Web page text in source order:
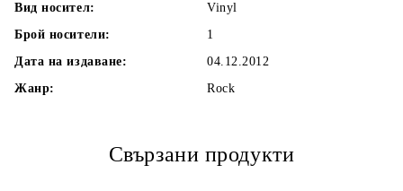
Вид носител:
Vinyl
Брой носители:
1
Дата на издаване:
04.12.2012
Жанр:
Rock
Свързани продукти